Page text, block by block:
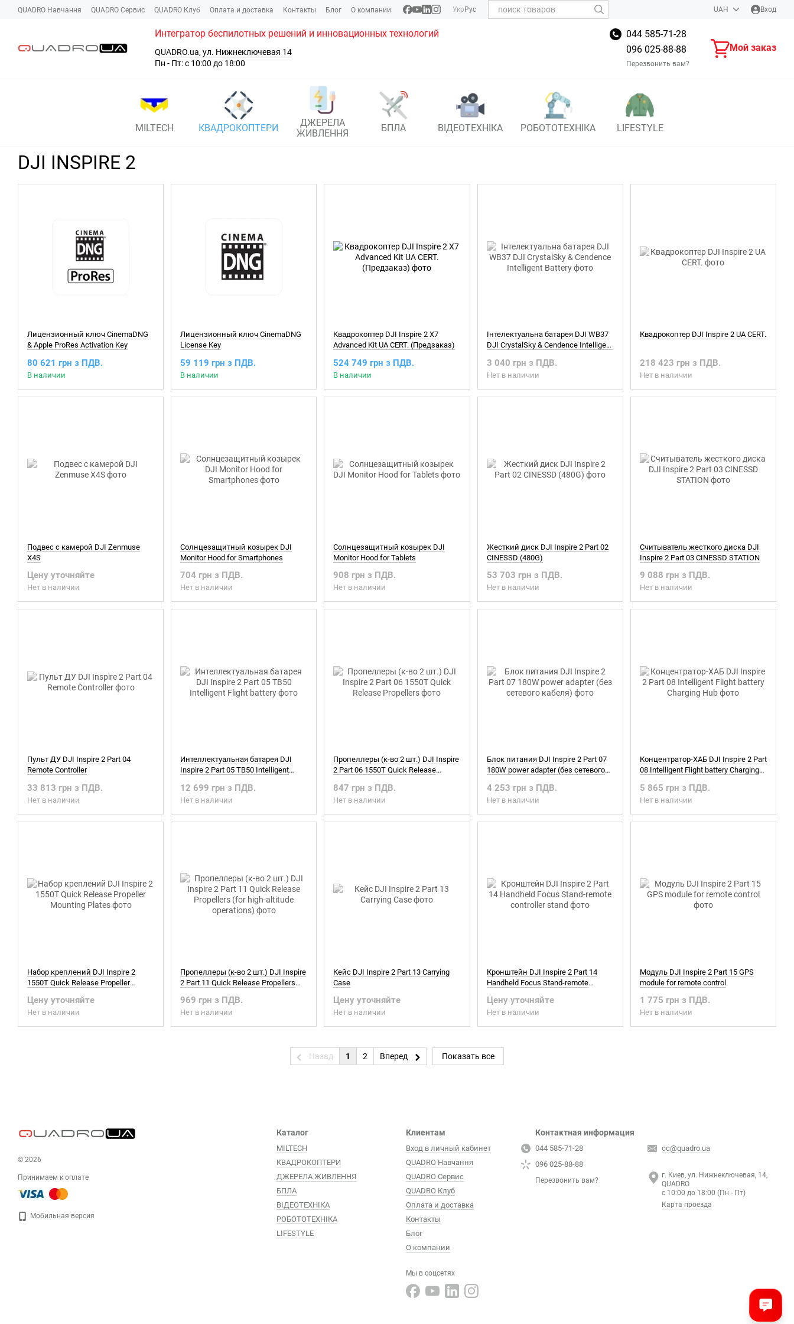
Перейти к основному контенту
QUADRO Навчання QUADRO Сервис QUADRO Клуб Оплата и доставка Контакты Блог О компании Укр Рус UAH Вход
Интегратор беспилотных решений и инновационных технологий
QUADRO.ua, ул. Нижнеключевая 14
Пн - Пт: с 10:00 до 18:00
044 585-71-28
096 025-88-88
Перезвонить вам?
Мой заказ
MILTECH КВАДРОКОПТЕРИ
ДЖЕРЕЛА
ЖИВЛЕННЯ
БПЛА ВІДЕОТЕХНІКА РОБОТОТЕХНІКА LIFESTYLE
DJI INSPIRE 2
Лицензионный ключ CinemaDNG
& Apple ProRes Activation Key
80 621 грн з ПДВ.
В наличии
Лицензионный ключ CinemaDNG
License Key
59 119 грн з ПДВ.
В наличии
Квадрокоптер DJI Inspire 2 X7
Advanced Kit UA CERT. (Предзаказ)
524 749 грн з ПДВ.
В наличии
Інтелектуальна батарея DJI WB37
DJI CrystalSky & Cendence Intelligent
3 040 грн з ПДВ.
Нет в наличии
Квадрокоптер DJI Inspire 2 UA CERT.
218 423 грн з ПДВ.
Нет в наличии
Подвес с камерой DJI Zenmuse
X4S
Цену уточняйте
Нет в наличии
Солнцезащитный козырек DJI
Monitor Hood for Smartphones
704 грн з ПДВ.
Нет в наличии
Солнцезащитный козырек DJI
Monitor Hood for Tablets
908 грн з ПДВ.
Нет в наличии
Жесткий диск DJI Inspire 2 Part 02
CINESSD (480G)
53 703 грн з ПДВ.
Нет в наличии
Считыватель жесткого диска DJI
Inspire 2 Part 03 CINESSD STATION
9 088 грн з ПДВ.
Нет в наличии
Пульт ДУ DJI Inspire 2 Part 04
Remote Controller
33 813 грн з ПДВ.
Нет в наличии
Интеллектуальная батарея DJI
Inspire 2 Part 05 TB50 Intelligent
12 699 грн з ПДВ.
Нет в наличии
Пропеллеры (к-во 2 шт.) DJI Inspire
2 Part 06 1550T Quick Release
847 грн з ПДВ.
Нет в наличии
Блок питания DJI Inspire 2 Part 07
180W power adapter (без сетевого
4 253 грн з ПДВ.
Нет в наличии
Концентратор-ХАБ DJI Inspire 2 Part
08 Intelligent Flight battery Charging
5 865 грн з ПДВ.
Нет в наличии
Набор креплений DJI Inspire 2
1550T Quick Release Propeller
Цену уточняйте
Нет в наличии
Пропеллеры (к-во 2 шт.) DJI Inspire
2 Part 11 Quick Release Propellers
969 грн з ПДВ.
Нет в наличии
Кейс DJI Inspire 2 Part 13 Carrying
Case
Цену уточняйте
Нет в наличии
Кронштейн DJI Inspire 2 Part 14
Handheld Focus Stand-remote
Цену уточняйте
Нет в наличии
Модуль DJI Inspire 2 Part 15 GPS
module for remote control
1 775 грн з ПДВ.
Нет в наличии
Назад 1 2 Вперед Показать все
© 2026
Принимаем к оплате
Мобильная версия
Каталог
MILTECH
КВАДРОКОПТЕРИ
ДЖЕРЕЛА ЖИВЛЕННЯ
БПЛА
ВІДЕОТЕХНІКА
РОБОТОТЕХНІКА
LIFESTYLE
Клиентам
Вход в личный кабинет
QUADRO Навчання
QUADRO Сервис
QUADRO Клуб
Оплата и доставка
Контакты
Блог
О компании
Мы в соцсетях
Контактная информация
044 585-71-28
096 025-88-88
Перезвонить вам?
cc@quadro.ua
г. Киев, ул. Нижнеключевая, 14,
QUADRO
с 10:00 до 18:00 (Пн - Пт)
Карта проезда